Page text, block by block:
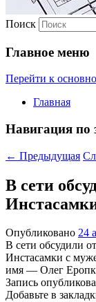
Поиск
Главное меню
Перейти к
Главная
Навигация по
← Предыдущая
В сети
Опубликовано 24
В сети обсудили
Инстасамки с
имя — Олег
Запись
Добавьте в